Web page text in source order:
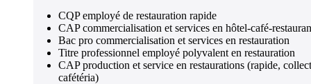
CQP employé de restauration rapide
CAP commercialisation et services en hôtel-café-
Bac pro commercialisation et services en restauration
Titre professionnel employé polyvalent en restauration
CAP production et service en restaurations (rapide,
cafétéria)